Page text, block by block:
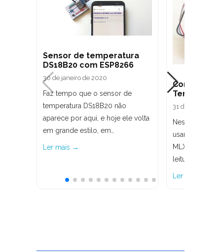
Sensor de temperatura
DS18B20 com ESP8266
30 de janeiro de 2020
Faz tempo que o sensor de
temperatura DS18B20 não
aparece por aqui, e hoje ele volta
em grande estilo, em…
Ler mais →
Como usar
31 de março de
Neste post
usar o Sensor
MLX90614,
leitura da
Ler mais →